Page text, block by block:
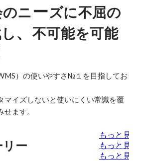
ニーズに不屈の
、 不可能を可能
）の使いやすさ№１を目指してお
マイズしないと使いにくい常識を覆
ます。
ー
もっと見る
もっと見る
もっと見る